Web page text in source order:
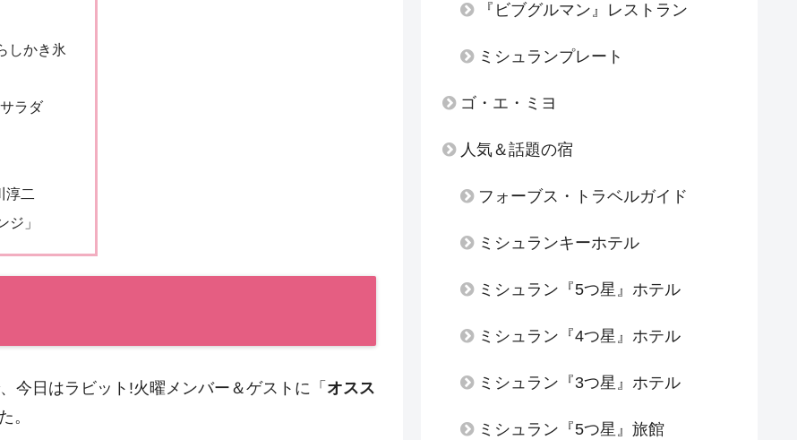
しかき氷
ラダ
淳二
」
今日はラビット!火曜メンバー＆ゲストに「 オスス
。
『ビブグルマン』レストラン
ミシュランプレート
ゴ・エ・ミヨ
人気＆話題の宿
フォーブス・トラベルガイド
ミシュランキーホテル
ミシュラン『5つ星』ホテル
ミシュラン『4つ星』ホテル
ミシュラン『3つ星』ホテル
ミシュラン『5つ星』旅館